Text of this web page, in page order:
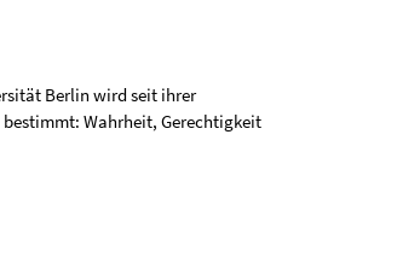
Berlin wird seit ihrer
bestimmt: Wahrheit, Gerechtigkeit